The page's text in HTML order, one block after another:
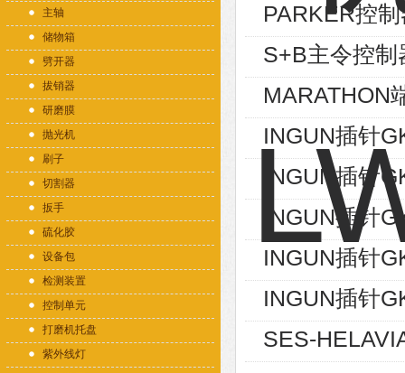
主轴
储物箱
劈开器
拔销器
研磨膜
抛光机
刷子
切割器
扳手
硫化胶
设备包
检测装置
控制单元
打磨机托盘
紫外线灯
PARKER控
S+B主令控
MARATHON
INGUN插针
INGUN插针
INGUN插针
INGUN插针
INGUN插针
SES-